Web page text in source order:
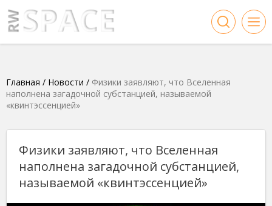
Главная / Новости / Физики заявляют, что Вселенная
наполнена загадочной субстанцией, называемой
«квинтэссенцией»
Физики заявляют, что Вселенная
наполнена загадочной субстанцией,
называемой «квинтэссенцией»